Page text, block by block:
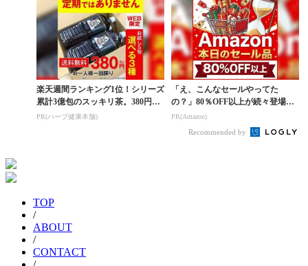
楽天週間ランキング1位！シリーズ
累計3億包のスッキリ茶。380円で
お試し
PR(ハーブ健康本舗)
「え、こんなセールやってた
の？」80％OFF以上が続々登場！
Amazonの本気が...
PR(Amazon)
Recommended by
TOP
/
ABOUT
/
CONTACT